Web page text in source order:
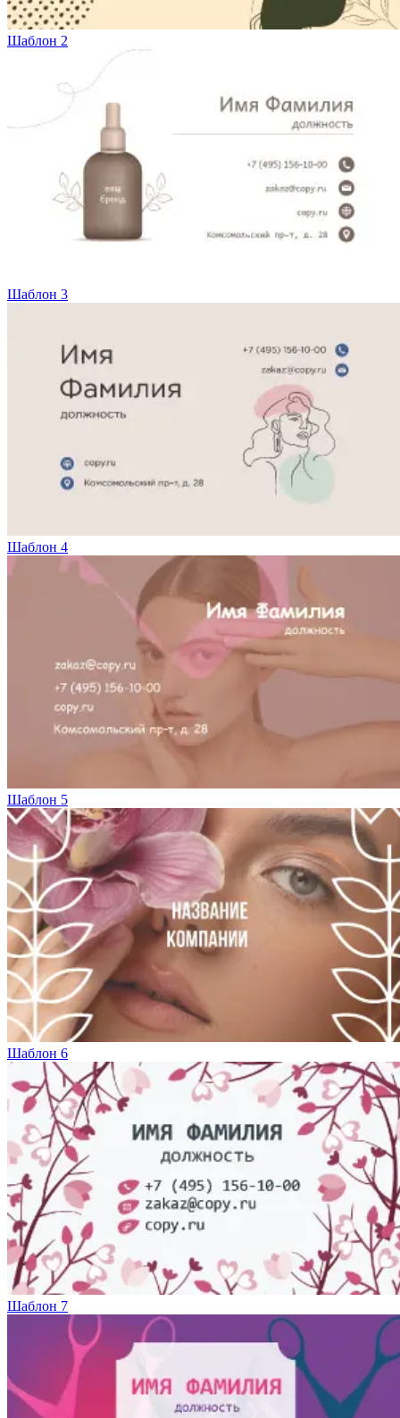
Шаблон 2
Шаблон 3
Шаблон 4
Шаблон 5
Шаблон 6
Шаблон 7